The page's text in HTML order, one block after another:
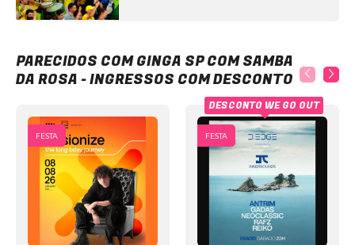
PARECIDOS COM GINGA SP COM SAMBA
DA ROSA - INGRESSOS COM DESCONTO
FESTA FESTA
DESCONTO WE GO OUT